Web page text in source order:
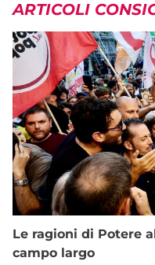
ARTICOLI
Le ragioni di Potere
campo largo